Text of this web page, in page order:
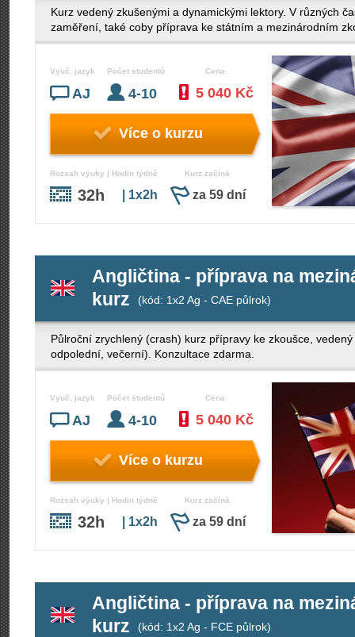
Kurz vedený zkušenými a dynamickými lektory. V různých
zaměření, také coby příprava ke státním a mezinárodním
Vyuč. jazyk
AJ
Počet studentů
4-10
Cena
5 040 Kč
Více o kurzu
Rozsah výuky | Hodin týdně
32h | 1x2h
Kurz začíná
za 59 dní
Angličtina - příprava na
kurz
(kód: 1x2 Ag - CAE půlrok)
Půlroční zrychlený (crash) kurz přípravy ke zkoušce,
odpolední, večerní). Konzultace zdarma.
Vyuč. jazyk
AJ
Počet studentů
4-10
Cena
5 040 Kč
Více o kurzu
Rozsah výuky | Hodin týdně
32h | 1x2h
Kurz začíná
za 59 dní
Angličtina - příprava na
kurz
(kód: 1x2 Ag - FCE půlrok)